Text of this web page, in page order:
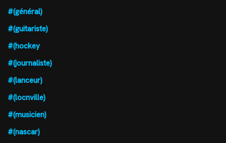
#(général)
#(guitariste)
#(hockey
#(journaliste)
#(lanceur)
#(locnville)
#(musicien)
#(nascar)